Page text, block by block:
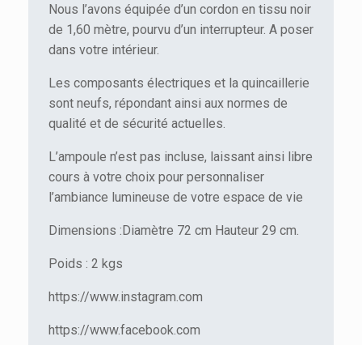
Nous l’avons équipée d’un cordon en tissu noir
de 1,60 mètre, pourvu d’un interrupteur. A poser
dans votre intérieur.
Les composants électriques et la quincaillerie
sont neufs, répondant ainsi aux normes de
qualité et de sécurité actuelles.
L’ampoule n’est pas incluse, laissant ainsi libre
cours à votre choix pour personnaliser
l’ambiance lumineuse de votre espace de vie
Dimensions :Diamètre 72 cm Hauteur 29 cm.
Poids : 2 kgs
https://www.instagram.com
https://www.facebook.com